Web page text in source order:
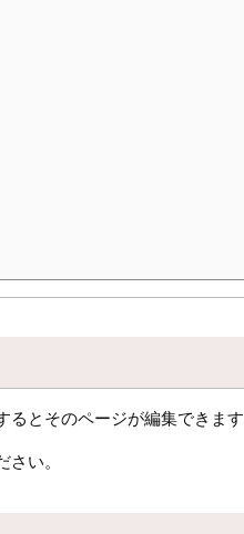
とそのページが編集できま
い。